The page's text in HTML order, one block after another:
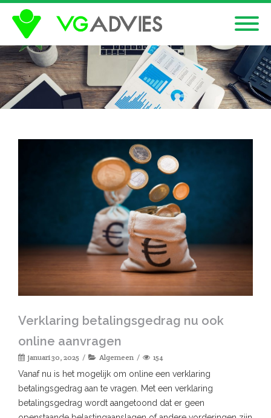
Verklaring betalingsgedrag nu ook
online aanvragen
januari 30, 2025 Algemeen 154
Vanaf nu is het mogelijk om online een verklaring
betalingsgedrag aan te vragen. Met een verklaring
betalingsgedrag wordt aangetoond dat er geen